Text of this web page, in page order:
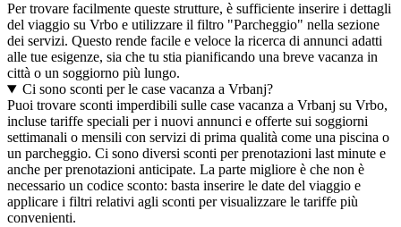
Per trovare facilmente queste strutture, è sufficiente inserire i dettagli
del viaggio su Vrbo e utilizzare il filtro "Parcheggio" nella sezione
dei servizi. Questo rende facile e veloce la ricerca di annunci adatti
alle tue esigenze, sia che tu stia pianificando una breve vacanza in
città o un soggiorno più lungo.
Ci sono sconti per le case vacanza a Vrbanj?
Puoi trovare sconti imperdibili sulle case vacanza a Vrbanj su Vrbo,
incluse tariffe speciali per i nuovi annunci e offerte sui soggiorni
settimanali o mensili con servizi di prima qualità come una piscina o
un parcheggio. Ci sono diversi sconti per prenotazioni last minute e
anche per prenotazioni anticipate. La parte migliore è che non è
necessario un codice sconto: basta inserire le date del viaggio e
applicare i filtri relativi agli sconti per visualizzare le tariffe più
convenienti.